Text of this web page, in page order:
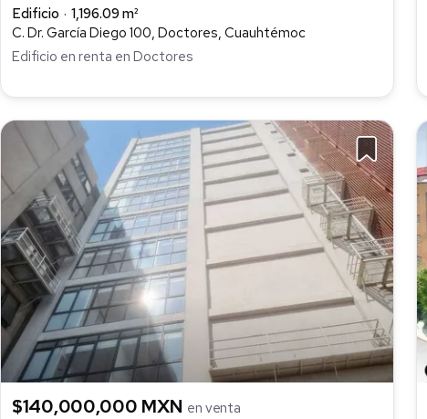
Edificio
1,196.09 m²
C. Dr. García Diego 100, Doctores, Cuauhtémoc
Edificio en renta en Doctores
$140,000,000 MXN en venta